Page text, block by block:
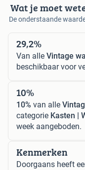
Wat je moet
De onderstaande
29,2%
Van alle Vintage
beschikbaar voor
10%
10% van alle
categorie Kasten |
week aangeboden.
Kenmerken
Doorgaans heeft